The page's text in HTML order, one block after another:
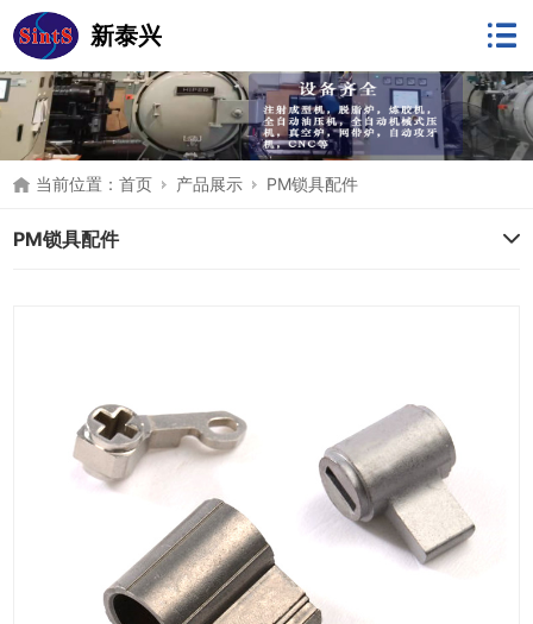
新泰兴
当前位置：首页 产品展示 PM锁具配件
PM锁具配件